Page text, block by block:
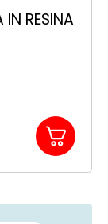
RESINA